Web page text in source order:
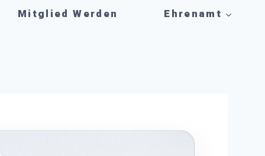
Mitglied Werden Ehrenamt